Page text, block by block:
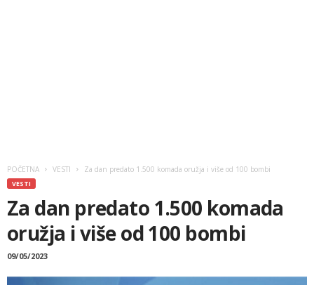
POČETNA VESTI Za dan predato 1.500 komada oružja i više od 100 bombi
VESTI
Za dan predato 1.500 komada
oružja i više od 100 bombi
09/05/2023